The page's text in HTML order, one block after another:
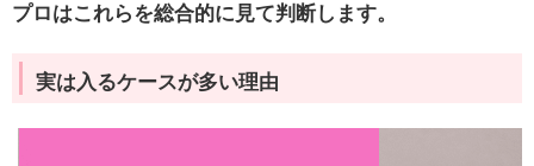
プロはこれらを総合的に見て判断します。
実は入るケースが多い理由